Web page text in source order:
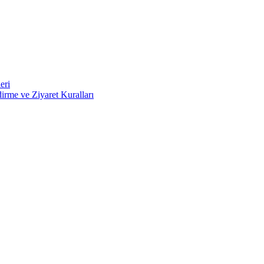
ve Ziyaret Kuralları